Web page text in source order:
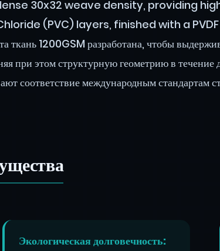
30x32 weave density, providing
(PVC) layers, finished with a
1200GSM разработана, чтобы
при этом структурную геометрию в течение
соответствие международным стандартам
Экологическая долговечность: